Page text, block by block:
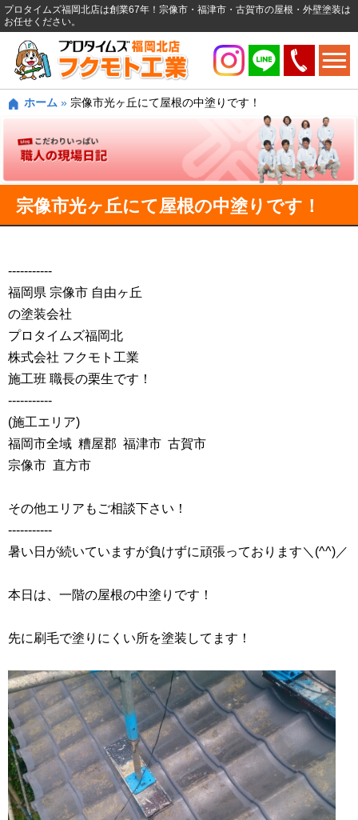
プロタイムズ福岡北店は創業67年！宗像市・福津市・古賀市の屋根・外壁塗装は
お任せください。
ホーム » 宗像市光ヶ丘にて屋根の中塗りです！
宗像市光ヶ丘にて屋根の中塗りです！
‐‐‐‐‐‐‐‐‐‐‐
福岡県 宗像市 自由ヶ丘
の塗装会社
プロタイムズ福岡北
株式会社 フクモト工業
施工班 職長の栗生です！
‐‐‐‐‐‐‐‐‐‐‐
(施工エリア)
福岡市全域 糟屋郡 福津市 古賀市
宗像市 直方市
その他エリアもご相談下さい！
‐‐‐‐‐‐‐‐‐‐‐
暑い日が続いていますが負けずに頑張っております＼(^^)／
本日は、一階の屋根の中塗りです！
先に刷毛で塗りにくい所を塗装してます！